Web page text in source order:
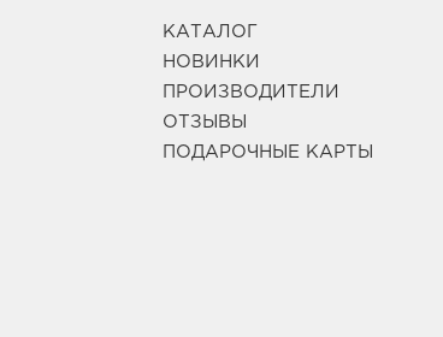
КАТАЛОГ
НОВИНКИ
ПРОИЗВОДИТЕЛИ
ОТЗЫВЫ
ПОДАРОЧНЫЕ КАРТЫ